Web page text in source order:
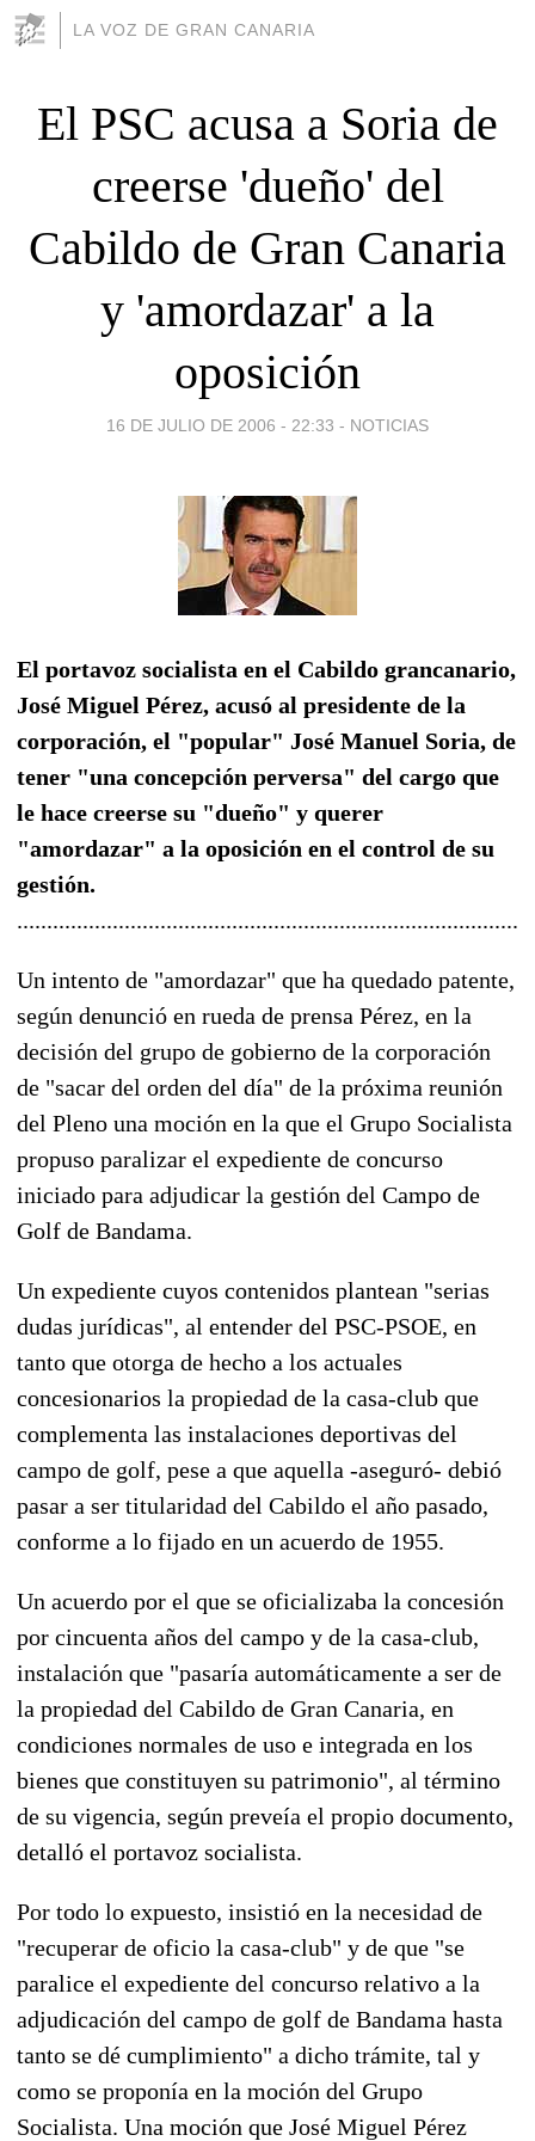
LA VOZ DE GRAN CANARIA
El PSC acusa a Soria de
creerse 'dueño' del
Cabildo de Gran Canaria
y 'amordazar' a la
oposición
16 DE JULIO DE 2006 - 22:33 - NOTICIAS
El portavoz socialista en el Cabildo grancanario,
José Miguel Pérez, acusó al presidente de la
corporación, el "popular" José Manuel Soria, de
tener "una concepción perversa" del cargo que
le hace creerse su "dueño" y querer
"amordazar" a la oposición en el control de su
gestión.
Un intento de "amordazar" que ha quedado patente,
según denunció en rueda de prensa Pérez, en la
decisión del grupo de gobierno de la corporación
de "sacar del orden del día" de la próxima reunión
del Pleno una moción en la que el Grupo Socialista
propuso paralizar el expediente de concurso
iniciado para adjudicar la gestión del Campo de
Golf de Bandama.
Un expediente cuyos contenidos plantean "serias
dudas jurídicas", al entender del PSC-PSOE, en
tanto que otorga de hecho a los actuales
concesionarios la propiedad de la casa-club que
complementa las instalaciones deportivas del
campo de golf, pese a que aquella -aseguró- debió
pasar a ser titularidad del Cabildo el año pasado,
conforme a lo fijado en un acuerdo de 1955.
Un acuerdo por el que se oficializaba la concesión
por cincuenta años del campo y de la casa-club,
instalación que "pasaría automáticamente a ser de
la propiedad del Cabildo de Gran Canaria, en
condiciones normales de uso e integrada en los
bienes que constituyen su patrimonio", al término
de su vigencia, según preveía el propio documento,
detalló el portavoz socialista.
Por todo lo expuesto, insistió en la necesidad de
"recuperar de oficio la casa-club" y de que "se
paralice el expediente del concurso relativo a la
adjudicación del campo de golf de Bandama hasta
tanto se dé cumplimiento" a dicho trámite, tal y
como se proponía en la moción del Grupo
Socialista. Una moción que José Miguel Pérez